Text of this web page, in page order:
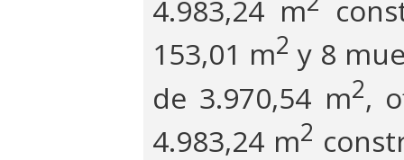
4.983,24 m
153,01 m2 y 8
de 3.970,54 m2,
4.983,24 m2